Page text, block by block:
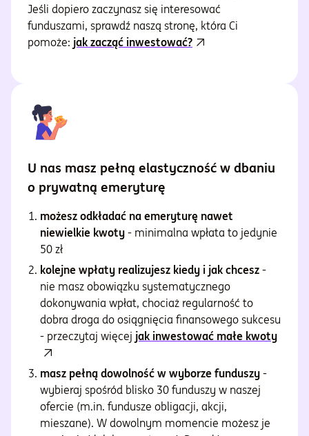
Jeśli dopiero zaczynasz się interesować
funduszami, sprawdź naszą stronę, która Ci
pomoże: jak zacząć inwestować?
U nas masz pełną elastyczność w dbaniu
o prywatną emeryturę
możesz odkładać na emeryturę nawet
niewielkie kwoty - minimalna wpłata to jedynie
50 zł
kolejne wpłaty realizujesz kiedy i jak chcesz -
nie masz obowiązku systematycznego
dokonywania wpłat, chociaż regularność to
dobra droga do osiągnięcia finansowego sukcesu
- przeczytaj więcej jak inwestować małe kwoty
masz pełną dowolność w wyborze funduszy -
wybieraj spośród blisko 30 funduszy w naszej
ofercie (m.in. fundusze obligacji, akcji,
mieszane). W dowolnym momencie możesz je